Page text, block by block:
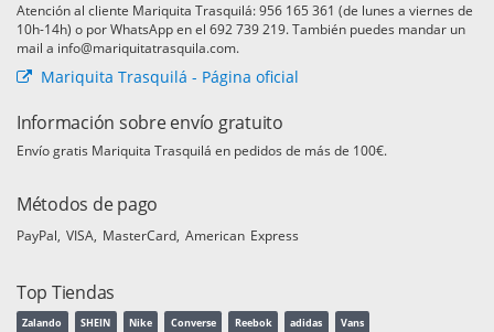
Atención al cliente Mariquita Trasquilá: 956 165 361 (de lunes a viernes de
10h-14h) o por WhatsApp en el 692 739 219. También puedes mandar un
mail a info@mariquitatrasquila.com.
Mariquita Trasquilá - Página oficial
Información sobre envío gratuito
Envío gratis Mariquita Trasquilá en pedidos de más de 100€.
Métodos de pago
PayPal VISA MasterCard American Express
Top Tiendas
Zalando SHEIN Nike Converse Reebok adidas Vans